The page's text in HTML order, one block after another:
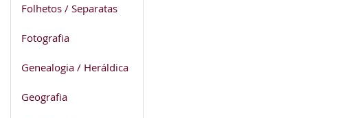
Folhetos / Separatas
Fotografia
Genealogia / Heráldica
Geografia